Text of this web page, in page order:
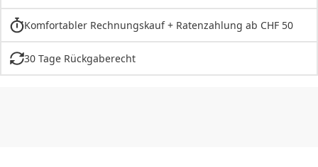
Komfortabler Rechnungskauf + Ratenzahlung ab CHF 50
30 Tage Rückgaberecht